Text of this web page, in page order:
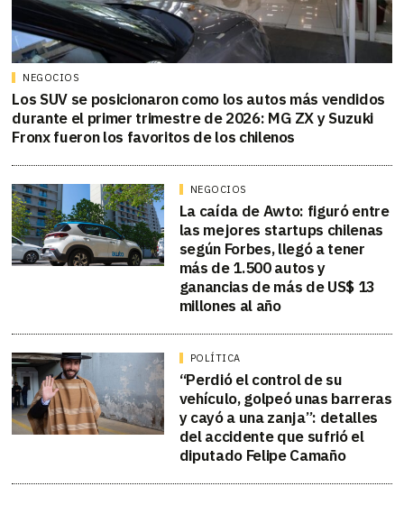
NEGOCIOS
Los SUV se posicionaron como los autos más vendidos
durante el primer trimestre de 2026: MG ZX y Suzuki
Fronx fueron los favoritos de los chilenos
NEGOCIOS
La caída de Awto: figuró entre
las mejores startups chilenas
según Forbes, llegó a tener
más de 1.500 autos y
ganancias de más de US$ 13
millones al año
POLÍTICA
“Perdió el control de su
vehículo, golpeó unas barreras
y cayó a una zanja”: detalles
del accidente que sufrió el
diputado Felipe Camaño